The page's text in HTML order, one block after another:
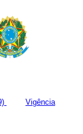
Vigência